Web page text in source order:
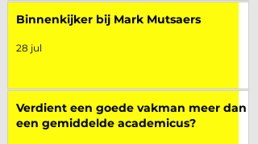
Binnenkijker bij Mark Mutsaers
28 jul
Verdient een goede vakman meer dan
een gemiddelde academicus?